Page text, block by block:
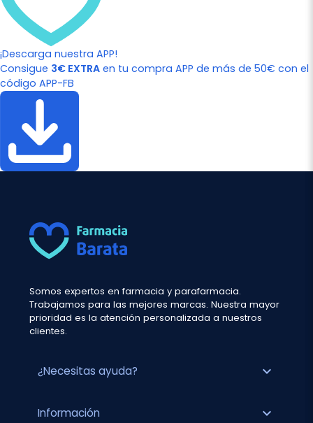
¡Descarga nuestra APP!
Consigue 3€ EXTRA en tu compra APP de más de 50€ con el
código APP-FB
Somos expertos en farmacia y parafarmacia.
Trabajamos para las mejores marcas. Nuestra mayor
prioridad es la atención personalizada a nuestros
clientes.
¿Necesitas ayuda? expand_more
Información expand_more